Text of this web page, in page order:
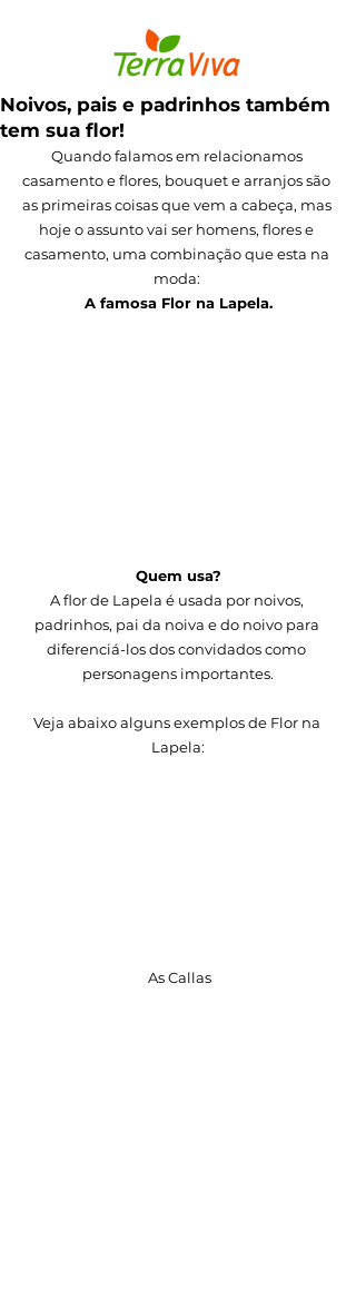
Noivos, pais e padrinhos também
tem sua flor!
Quando falamos em relacionamos
casamento e flores, bouquet e arranjos são
as primeiras coisas que vem a cabeça, mas
hoje o assunto vai ser homens, flores e
casamento, uma combinação que esta na
moda:
A famosa Flor na Lapela.
Quem usa?
A flor de Lapela é usada por noivos,
padrinhos, pai da noiva e do noivo para
diferenciá-los dos convidados como
personagens importantes.
Veja abaixo alguns exemplos de Flor na
Lapela:
As Callas